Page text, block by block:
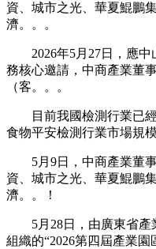
資、城市之光、華夏鯤鵬
濟。。。
2026年5月27日，應中
務核心邀請，中商產業董
（客。。。
目前我國檢測行業已經
食物平安檢測行業市場規
5月9日，中商產業董事
資、城市之光、華夏鯤鵬
濟。。！
5月28日，由廣東省產
組織的“2026第四屆產業